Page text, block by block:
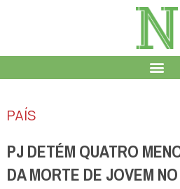
PAÍS
PJ DETÉM QUATRO
DA MORTE DE JOVEM NO